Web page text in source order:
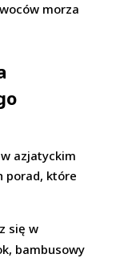
morza
w azjatyckim
porad, które
się w
bambusowy